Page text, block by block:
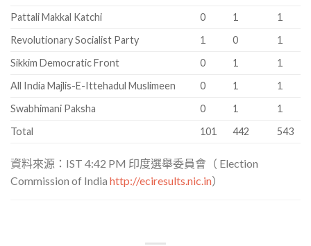
Pattali Makkal Katchi
0 1
1
Revolutionary Socialist Party
1 0
1
Sikkim Democratic Front
0 1
1
All India Majlis-E-Ittehadul Muslimeen
0 1
1
Swabhimani Paksha
0 1
1
Total
101 442 543
資料來源：IST 4:42 PM 印度選舉委員會（ Election
Commission of India http://eciresults.nic.in）